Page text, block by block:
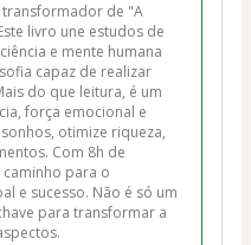
de "A
livro une estudos de
e mente humana
capaz de realizar
do que leitura, é um
força emocional e
otimize riqueza,
Com 8h de
para o
e sucesso. Não é só um
para transformar a